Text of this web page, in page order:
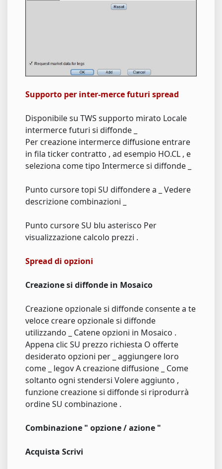
Supporto per inter-merce futuri spread
Disponibile su TWS supporto mirato Locale
intermerce futuri si diffonde _
Per creazione intermerce diffusione entrare
in fila ticker contratto , ad esempio HO.CL , e
seleziona come tipo Intermerce si diffonde _
Punto cursore topi SU diffondere a _ Vedere
descrizione combinazioni _
Punto cursore SU blu asterisco Per
visualizzazione calcolo prezzi .
Spread di opzioni
Creazione si diffonde in Mosaico
Creazione opzionale si diffonde consente a te
veloce creare opzionale si diffonde
utilizzando _ Catene opzioni in Mosaico .
Appena clic SU prezzo richiesta O offerte
desiderato opzioni per _ aggiungere loro
come _ legov A creazione diffusione _ Come
soltanto ogni stendersi Volere aggiunto ,
funzione creazione si diffonde si riprodurrà
ordine SU combinazione .
Combinazione " opzione / azione "
Acquista Scrivi